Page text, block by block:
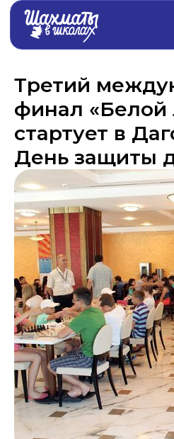
Третий
финал «Белой
стартует в
День защиты